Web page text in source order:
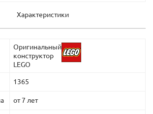
Характеристики
Оригинальный
конструктор
LEGO
1365
от 7 лет